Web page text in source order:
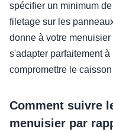
spécifier un minimum
filetage sur les
donne à votre
s'adapter parfaitement
compromettre le
Comment suivre
menuisier par